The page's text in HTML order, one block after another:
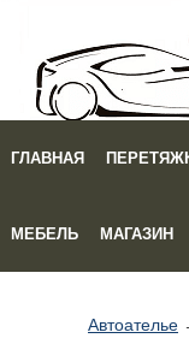
ГЛАВНАЯ
МЕБЕЛЬ МАГАЗИН
Автоателье